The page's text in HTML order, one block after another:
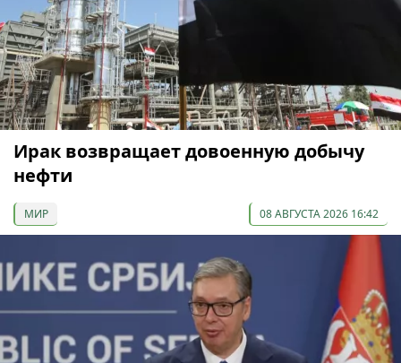
Ирак возвращает довоенную добычу
нефти
МИР 08 АВГУСТА 2026 16:42